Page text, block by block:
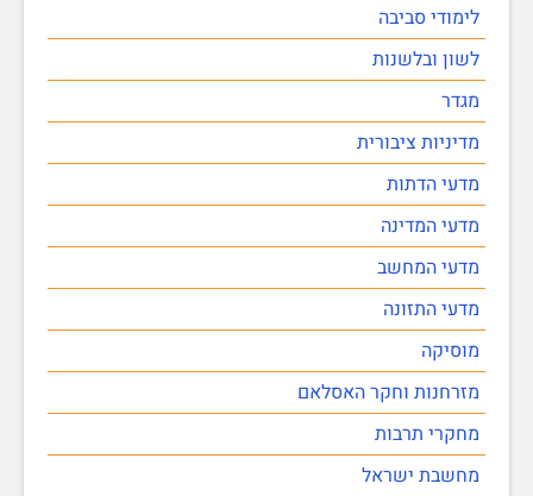
לימודי סביבה
לשון ובלשנות
מגדר
מדיניות ציבורית
מדעי הדתות
מדעי המדינה
מדעי המחשב
מדעי התזונה
מוסיקה
מזרחנות וחקר האסלאם
מחקרי תרבות
מחשבת ישראל